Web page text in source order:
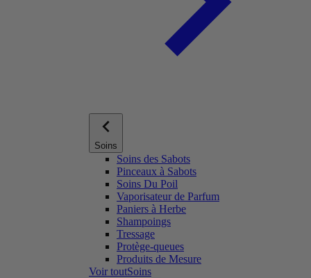
Soins
Soins des Sabots
Pinceaux à Sabots
Soins Du Poil
Vaporisateur de Parfum
Paniers à Herbe
Shampoings
Tressage
Protège-queues
Produits de Mesure
Voir toutSoins